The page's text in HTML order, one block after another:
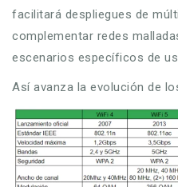
facilitará despliegues de
complementar redes
escenarios específicos de
Así avanza la evolución de